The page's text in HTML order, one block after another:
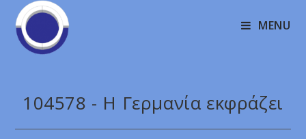
MENU
104578 - Η Γερμανία εκφράζει